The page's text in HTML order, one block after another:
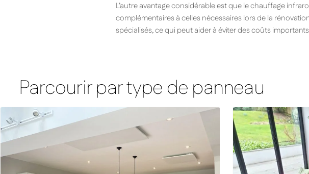
L’autre avantage considérable est que le chauffage
complémentaires à celles nécessaires lors de la
spécialisés, ce qui peut aider à éviter des coûts
Parcourir par type de panneau